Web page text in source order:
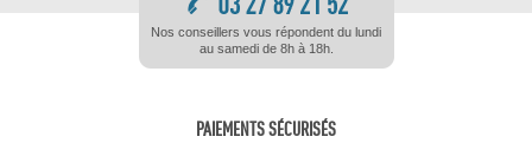
Nos conseillers vous répondent du lundi
au samedi de 8h à 18h.
PAIEMENTS SÉCURISÉS